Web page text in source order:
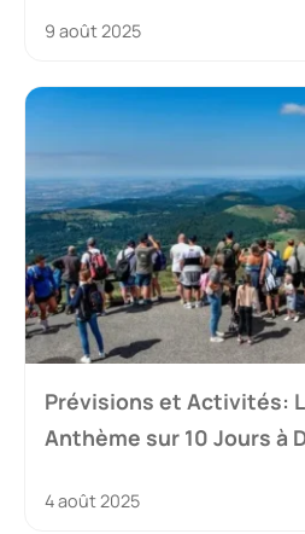
9 août 2025
Prévisions et Activités:
Anthème sur 10 Jours à
4 août 2025